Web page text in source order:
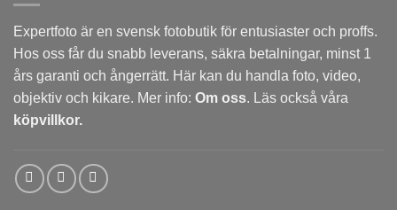
Expertfoto är en svensk fotobutik för entusiaster och proffs.
Hos oss får du snabb leverans, säkra betalningar, minst 1
års garanti och ångerrätt. Här kan du handla foto, video,
objektiv och kikare. Mer info: Om oss. Läs också våra
köpvillkor.